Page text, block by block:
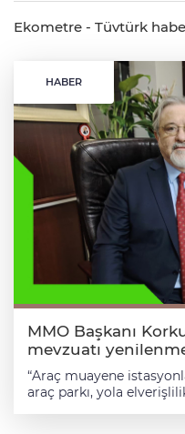
Ekometre - Tüvtürk
HABER
MMO Başkanı
mevzuatı
“Araç muayene
araç parkı, yola